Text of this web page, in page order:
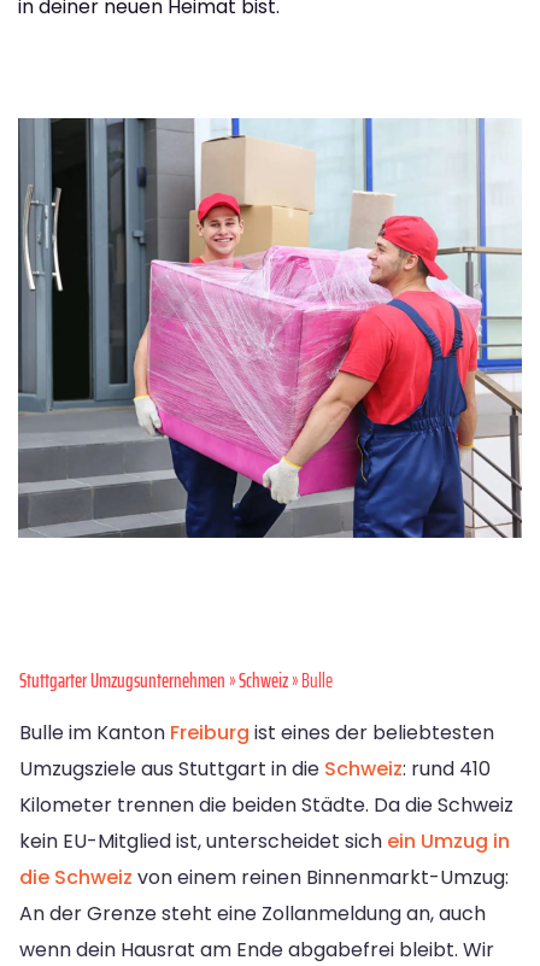
in deiner neuen Heimat bist.
Stuttgarter Umzugsunternehmen»Schweiz» Bulle
Bulle im Kanton Freiburg ist eines der beliebtesten
Umzugsziele aus Stuttgart in die Schweiz: rund 410
Kilometer trennen die beiden Städte. Da die Schweiz
kein EU-Mitglied ist, unterscheidet sich ein Umzug in
die Schweiz von einem reinen Binnenmarkt-Umzug:
An der Grenze steht eine Zollanmeldung an, auch
wenn dein Hausrat am Ende abgabefrei bleibt. Wir